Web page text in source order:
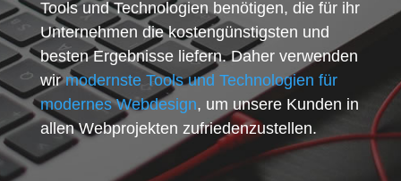
Tools und Technologien benötigen, die für ihr
Unternehmen die kostengünstigsten und
besten Ergebnisse liefern. Daher verwenden
wirmodernste Tools und Technologien für
modernes Webdesign, um unsere Kunden in
allen Webprojekten zufriedenzustellen.